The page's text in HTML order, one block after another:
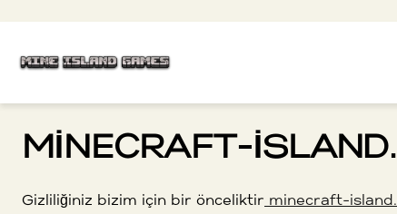
atla
MINECRAFT-
Gizliliğiniz bizim için bir önceliktir minecraft-